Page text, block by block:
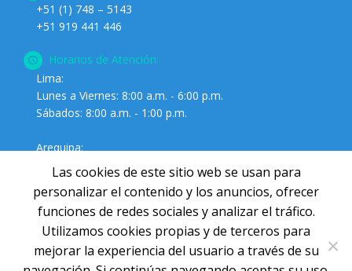
+51 (1) 748 – 5143
+51 919 441 446
Horarios de Atención:
Lima:
Lunes a Viernes: 8:00 a.m. - 6:00 p.m.
Sábados: 8:00 a.m. - 1:00 p.m.
Arequipa:
Lunes a Viernes: 9:00 a.m. - 4:00 p.m.
Las cookies de este sitio web se usan para
personalizar el contenido y los anuncios, ofrecer
funciones de redes sociales y analizar el tráfico.
Utilizamos cookies propias y de terceros para
mejorar la experiencia del usuario a través de su